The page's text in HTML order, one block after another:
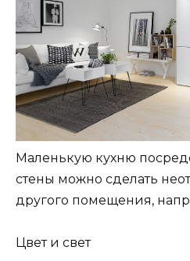
Маленькую кухню
стены можно сделать
другого помещения,
Цвет и свет